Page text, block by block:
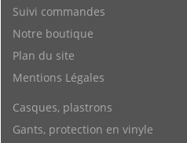
Suivi commandes
Notre boutique
Plan du site
Mentions Légales
Casques, plastrons
Gants, protection en vinyle